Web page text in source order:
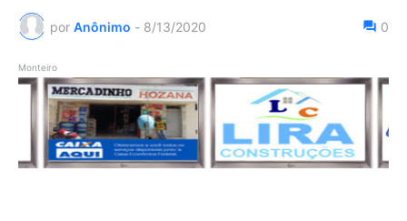
por Anônimo - 8/13/2020 0
Monteiro